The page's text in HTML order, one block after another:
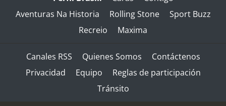
Aventuras Na Historia
Rolling Stone
Sport Buzz
Recreio
Maxima
Canales RSS Quienes Somos
Contáctenos
Privacidad
Equipo
Reglas de participación
Tránsito